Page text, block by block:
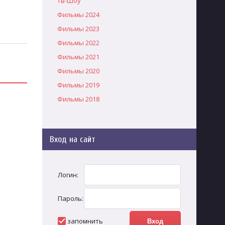
Фильмы 2024
Фильмы 2023
Фильмы 2022
Фильмы 2021
Фильмы 2020
Фильмы 2019
Фильмы 2018
Вход на сайт
Логин:
Пароль:
запомнить